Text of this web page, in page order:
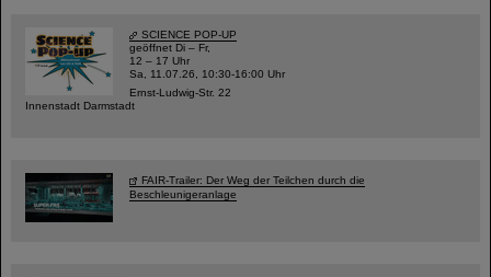
SCIENCE POP-UP
geöffnet Di – Fr,
12 – 17 Uhr
Sa, 11.07.26, 10:30-16:00 Uhr
Ernst-Ludwig-Str. 22
Innenstadt Darmstadt
FAIR-Trailer: Der Weg der Teilchen durch die
Beschleunigeranlage